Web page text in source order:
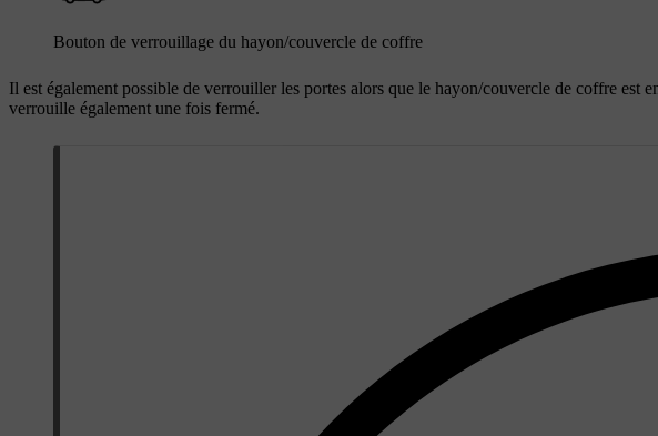
Bouton de verrouillage du hayon/couvercle de coffre
Il est également possible de verrouiller les portes alors que le hayon/couvercle de coffre
verrouille également une fois fermé.